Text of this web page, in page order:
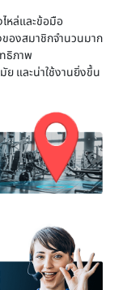
หล่และข้อมือ
ของสมาชิกจำนวนมาก
ธิภาพ
และน่าใช้งานยิ่งขึ้น